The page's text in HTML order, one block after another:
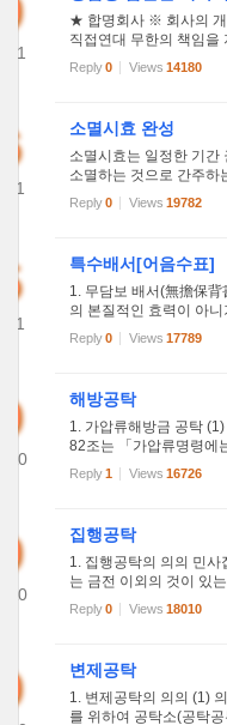
★ 합명회사 ※ 회사의 개
직접연대 무한의 책임을
어있는 회사를 말한다.
과 회사대표에 관하여
Reply0 Views 14180
소멸시효 완성
소멸시효는 일정한 기간
소멸하는 것으로 간주하
은 10년간 행사하지 아
권 및 소유권이외의 재
Reply0 Views 19782
특수배서[어음수표]
1. 무담보 배서(無擔保
의 본질적인 효력이 아
지지 않는다는 기재를 함
러한 기재를 한 배서를
Reply0 Views 17789
해방공탁
1. 가압류해방금 공탁
82조는 「가압류명령에
를 취소하기 위한 채무자
라고 규정되어 있고, 이
Reply1 Views 16726
집행공탁
1. 집행공탁의 의의 민
는 금전 이외의 것이 있
집행당사자가 공탁소에
리와 집행당사자에게의
Reply0 Views 18010
변제공탁
1. 변제공탁의 의의 (1)
를 위하여 공탁소(공탁